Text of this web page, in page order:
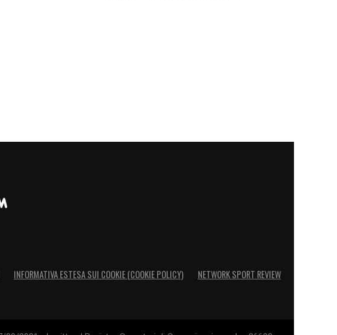
INFORMATIVA ESTESA SUI COOKIE (COOKIE POLICY) NETWORK SPORT REVIEW